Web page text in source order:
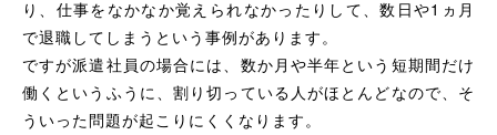
り、仕事をなかなか覚えられなかったりして、数日や1ヵ月
で退職してしまうという事例があります。
ですが派遣社員の場合には、数か月や半年という短期間だけ
働くというふうに、割り切っている人がほとんどなので、そ
ういった問題が起こりにくくなります。